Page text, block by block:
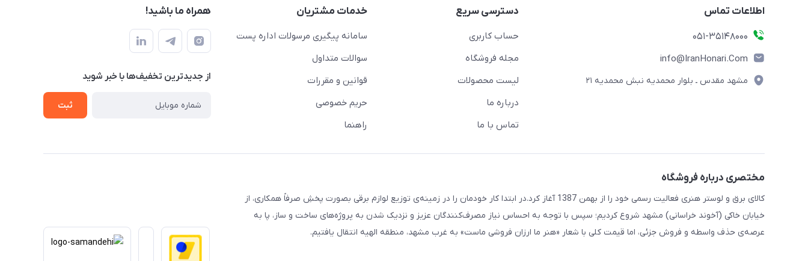
اطلاعات تماس
۰۵۱-۳۵۱۴۸۰۰۰
info@IranHonari.Com
مشهد مقدس ـ بلوار محمدیه نبش محمدیه ۲۱
دسترسی سریع
حساب کاربری
مجله فروشگاه
لیست محصولات
درباره ما
تماس با ما
خدمات مشتریان
سامانه پیگیری مرسولات اداره پست
سوالات متداول
قوانین و مقررات
حریم خصوصی
راهنما
همراه ما باشید!
از جدید‌ترین تخفیف‌ها با‌ خبر شوید
ثبت
مختصری درباره فروشگاه
کالای برق و لوستر هنری فعالیت رسمی خود را از بهمن 1387 آغاز کرد.در ابتدا کار خودمان را در زمینه‌ی توزیع لوازم برقی بصورت پخشِ صرفاً همکاری، از
خیابان خاکی (آخوند خراسانی) مشهد شروع کردیم؛ سپس با توجه به احساس نیاز مصرف‌کنندگان عزیز و نزدیک شدن به پروژه‌های ساخت و ساز، پا به
عرصه‌ی حذف واسطه و فروش جزئی، اما قیمت کلی با شعار «هنر ما ارزان فروشی ماست» به غرب مشهد، منطقه الهیه انتقال یافتیم.